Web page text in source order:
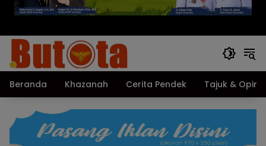
Beranda Khazanah Cerita Pendek Tajuk & Opini